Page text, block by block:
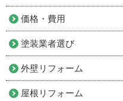
価格・費用
塗装業者選び
外壁リフォーム
屋根リフォーム